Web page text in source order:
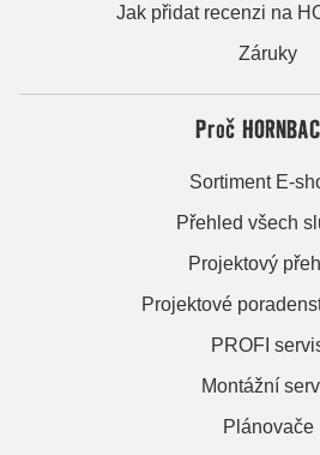
Jak přidat recenzi na
Záruky
Proč
Sortiment E-
Přehled všech
Projektový
Projektové
PROFI
Montážní
Plánovače